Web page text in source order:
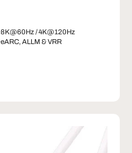
8K@60Hz / 4K@120Hz
eARC, ALLM & VRR